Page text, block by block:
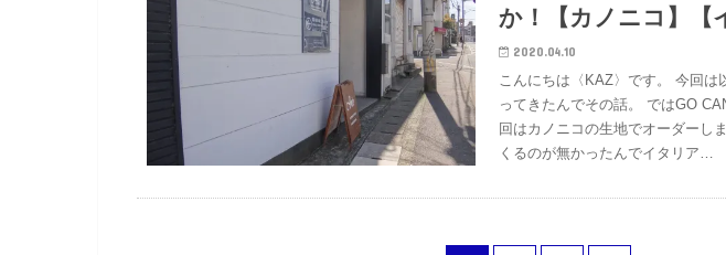
か！【カノニコ】【
2020.04.10
こんにちは〈KAZ〉です。 今回は
ってきたんでその話。 ではGO
回はカノニコの生地でオーダーし
くるのが無かったんでイタリア…